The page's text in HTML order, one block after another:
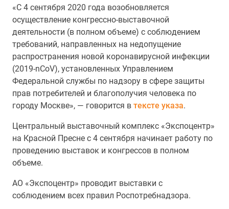
«С 4 сентября 2020 года возобновляется
осуществление конгрессно-выставочной
деятельности (в полном объеме) с соблюдением
требований, направленных на недопущение
распространения новой коронавирусной инфекции
(2019-nCoV), установленных Управлением
Федеральной службы по надзору в сфере защиты
прав потребителей и благополучия человека по
городу Москве», — говорится в тексте указа.
Центральный выставочный комплекс «Экспоцентр»
на Красной Пресне с 4 сентября начинает работу по
проведению выставок и конгрессов в полном
объеме.
АО «Экспоцентр» проводит выставки с
соблюдением всех правил Роспотребнадзора.